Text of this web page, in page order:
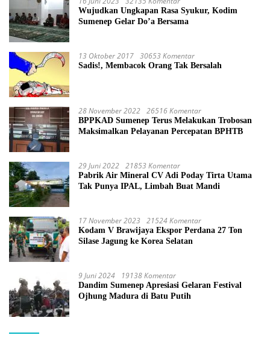
Wujudkan Ungkapan Rasa Syukur, Kodim
Sumenep Gelar Do’a Bersama
13 Oktober 2017 30653 Komentar
Sadis!, Membacok Orang Tak Bersalah
28 November 2022 26516 Komentar
BPPKAD Sumenep Terus Melakukan Trobosan
Maksimalkan Pelayanan Percepatan BPHTB
29 Juni 2022 21853 Komentar
Pabrik Air Mineral CV Adi Poday Tirta Utama
Tak Punya IPAL, Limbah Buat Mandi
17 November 2023 21524 Komentar
Kodam V Brawijaya Ekspor Perdana 27 Ton
Silase Jagung ke Korea Selatan
9 Juni 2024 19138 Komentar
Dandim Sumenep Apresiasi Gelaran Festival
Ojhung Madura di Batu Putih